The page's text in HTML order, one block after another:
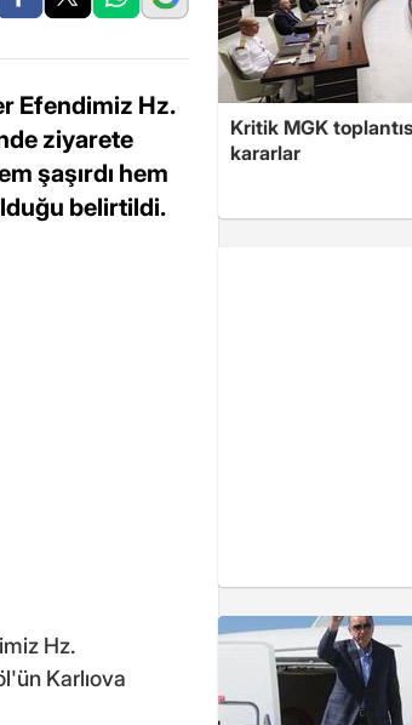
Efendimiz Hz.
ziyarete
şaşırdı hem
belirtildi.
Hz.
Karlıova
Kritik MGK
kararlar